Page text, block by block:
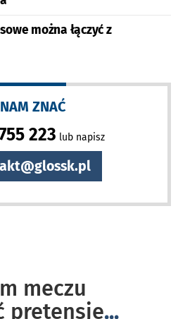
można łączyć z
ZNAĆ
223 lub napisz
meczu
pretensje...